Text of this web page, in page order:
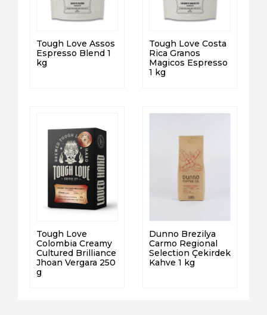
Tough Love Assos
Espresso Blend 1
kg
Tough Love Costa
Rica Granos
Magicos Espresso
1 kg
Tough Love
Colombia Creamy
Cultured Brilliance
Jhoan Vergara 250
g
Dunno Brezilya
Carmo Regional
Selection Çekirdek
Kahve 1 kg